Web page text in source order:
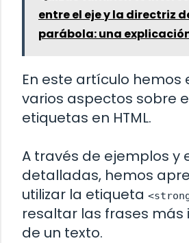
entre el eje y la directriz
parábola: una
En este artículo hemos
varios aspectos sobre
etiquetas en HTML.
A través de ejemplos y
detalladas, hemos
utilizar la etiqueta
resaltar las frases
de un texto.